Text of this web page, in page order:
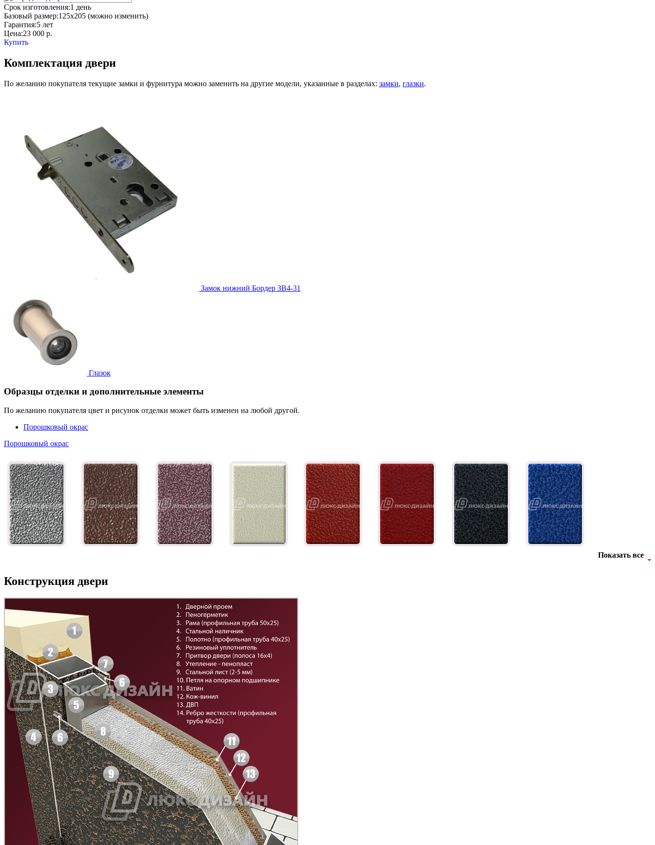
Срок изготовления:1 день
Базовый размер:125x205 (можно изменить)
Гарантия:5 лет
Цена:23 000 р.
Купить
Комплектация двери
По желанию покупателя текущие замки и фурнитура можно заменить на другие модели, указанные в разделах: замки, глазки.
Замок нижний Бордер ЗВ4-31
Глазок
Образцы отделки и дополнительные элементы
По желанию покупателя цвет и рисунок отделки может быть изменен на любой другой.
Порошковый окрас
Порошковый окрас
Показать все
Конструкция двери